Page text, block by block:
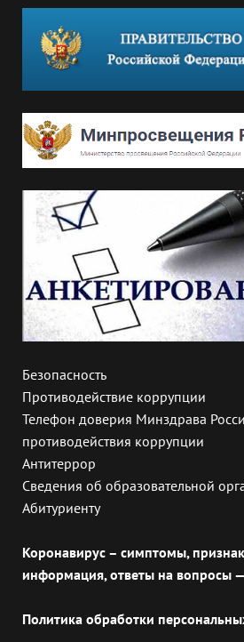
Безопасность
Противодействие коррупции
Телефон доверия Минздрава
противодействия коррупции
Антитеррор
Сведения об образовательной
Абитуриенту
Коронавирус – симптомы,
информация, ответы на вопросы
Политика обработки